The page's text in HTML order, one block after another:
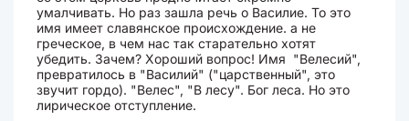
умалчивать. Но раз зашла речь о Василие. То это
имя имеет славянское происхождение. а не
греческое, в чем нас так старательно хотят
убедить. Зачем? Хороший вопрос! Имя "Велесий",
превратилось в "Василий" ("царственный", это
звучит гордо). "Велес", "В лесу". Бог леса. Но это
лирическое отступление.